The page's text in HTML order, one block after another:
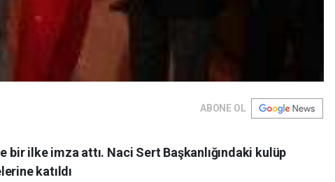
ABONE OL
bir ilke imza attı. Naci Sert Başkanlığındaki kulüp
katıldı